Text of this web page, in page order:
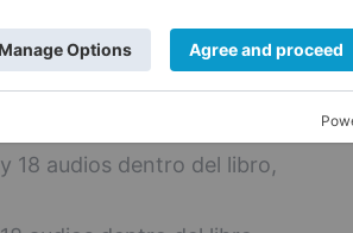
familiares y
familiares y expertos
18 audios dentro del libro,